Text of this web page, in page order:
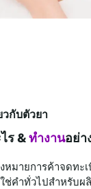
วกับตัวยา
ร &ทำงานอย่า
หมายการค้าจดทะ
ช่คำทั่วไปสำหรับ